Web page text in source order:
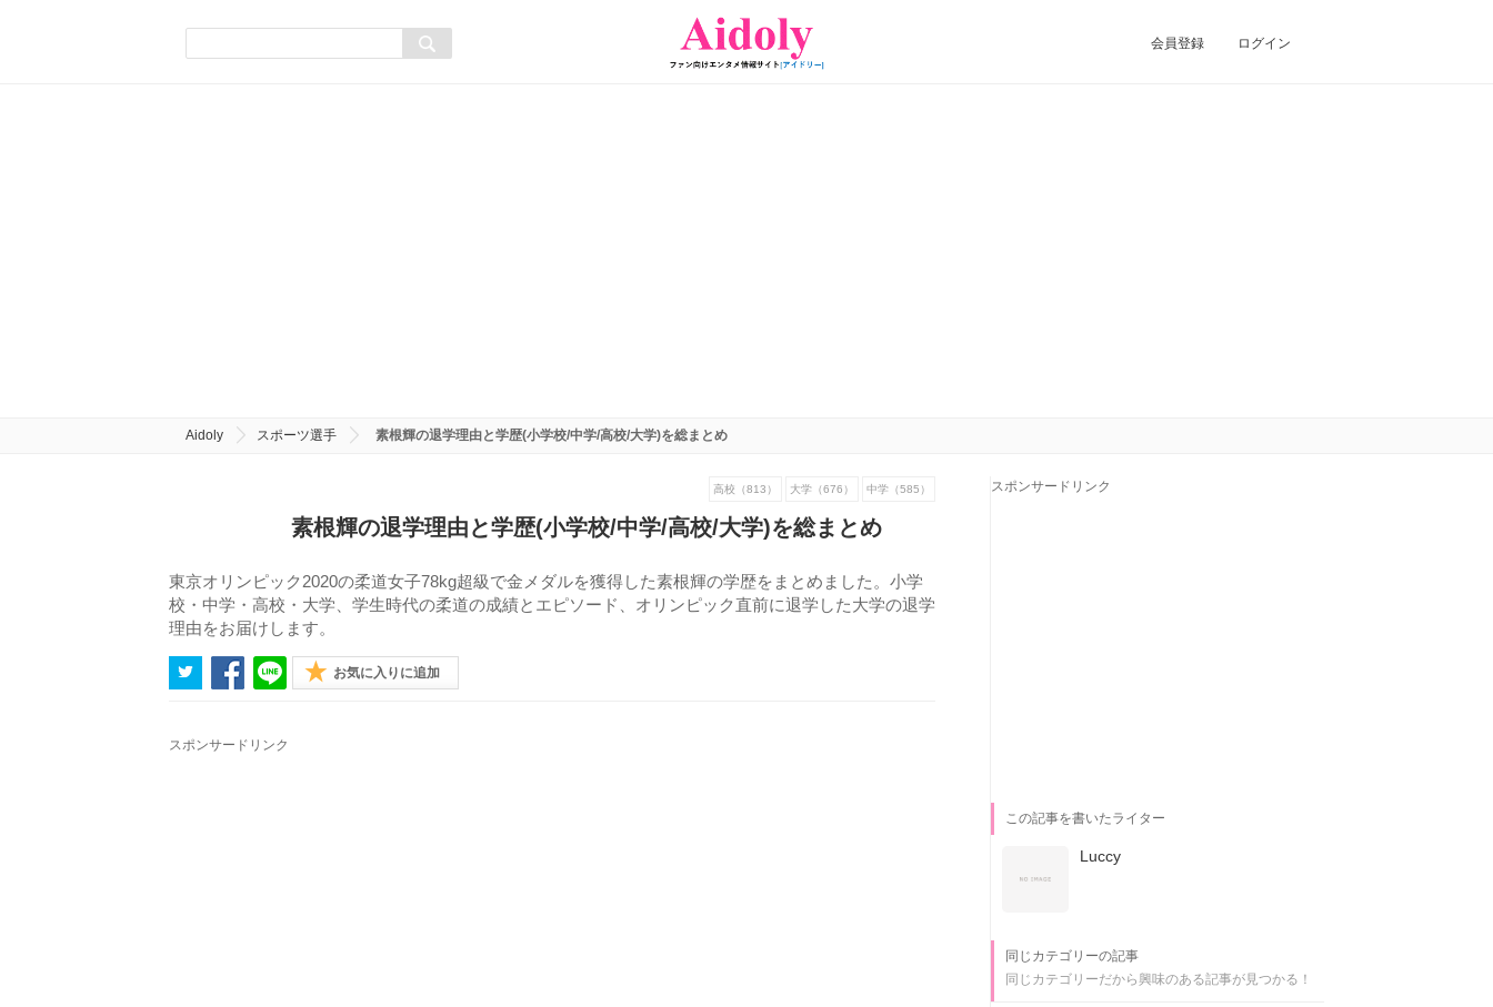
会員登録 ログイン
Aidoly スポーツ選手 素根輝の退学理由と学歴(小学校/中学/高校/大学)を総まとめ
高校（813） 大学（676） 中学（585）
素根輝の退学理由と学歴(小学校/中学/高校/大学)を総まとめ
東京オリンピック2020の柔道女子78kg超級で金メダルを獲得した素根輝の学歴をまとめました。小学
校・中学・高校・大学、学生時代の柔道の成績とエピソード、オリンピック直前に退学した大学の退学
理由をお届けします。
お気に入りに追加
スポンサードリンク
スポンサードリンク
この記事を書いたライター
Luccy
同じカテゴリーの記事
同じカテゴリーだから興味のある記事が見つかる！